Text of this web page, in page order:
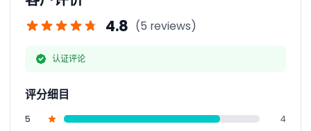
4.8 (5 reviews)
认证评论
评分细目
5
4